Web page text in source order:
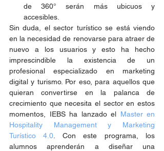
de 360° serán más ubicuos y
accesibles.
Sin duda, el sector turístico se está viendo
en la necesidad de renovarse para atraer de
nuevo a los usuarios y esto ha hecho
imprescindible la existencia de un
profesional especializado en marketing
digital y turismo. Por eso, para aquellos que
quieran convertirse en la palanca de
crecimiento que necesita el sector en estos
momentos, IEBS ha lanzado el Master en
Hospitality Management y Marketing
Turístico 4.0 . Con este programa, los
alumnos aprenderán a diseñar una